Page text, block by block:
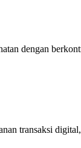
dengan
transaksi